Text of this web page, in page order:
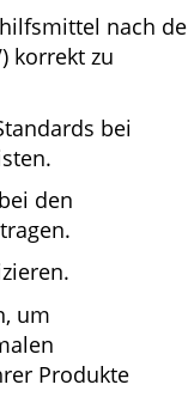
nach
korrekt zu
bei
den
um
Produkte